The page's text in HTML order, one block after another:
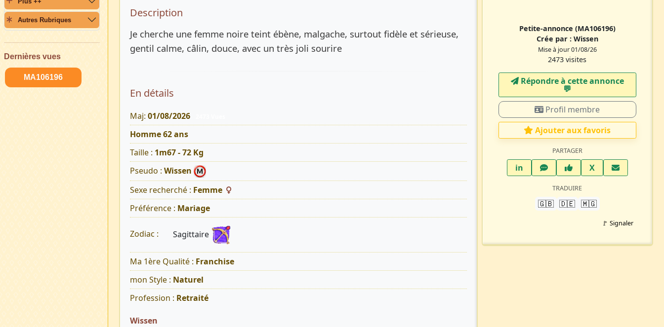
Autres Rubriques
Dernières vues
MA106196
Description de l’annonce
Description
Je cherche une femme noire teint ébène, malgache, surtout fidèle et sérieuse,
gentil calme, câlin, douce, avec un très joli sourire
En détails
Maj: 01/08/2026
Homme 62 ans
Taille : 1m67 - 72 Kg
Pseudo : Wissen
Sexe recherché : Femme
Préférence : Mariage
Zodiac : Sagittaire
Ma 1ère Qualité : Franchise
mon Style : Naturel
Profession : Retraité
Wissen
Petite-annonce (MA106196)
Crée par : Wissen
Mise à jour 01/08/26
2473 visites
Répondre à cette annonce
💬​
Profil membre
Ajouter aux favoris
PARTAGER
inLinkedInWhatsAppFacebook
XTwitter X
TRADUIRE
🇬🇧 🇩🇪 🇲🇬
🚩 Signaler